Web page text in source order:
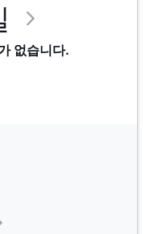
없습니다.